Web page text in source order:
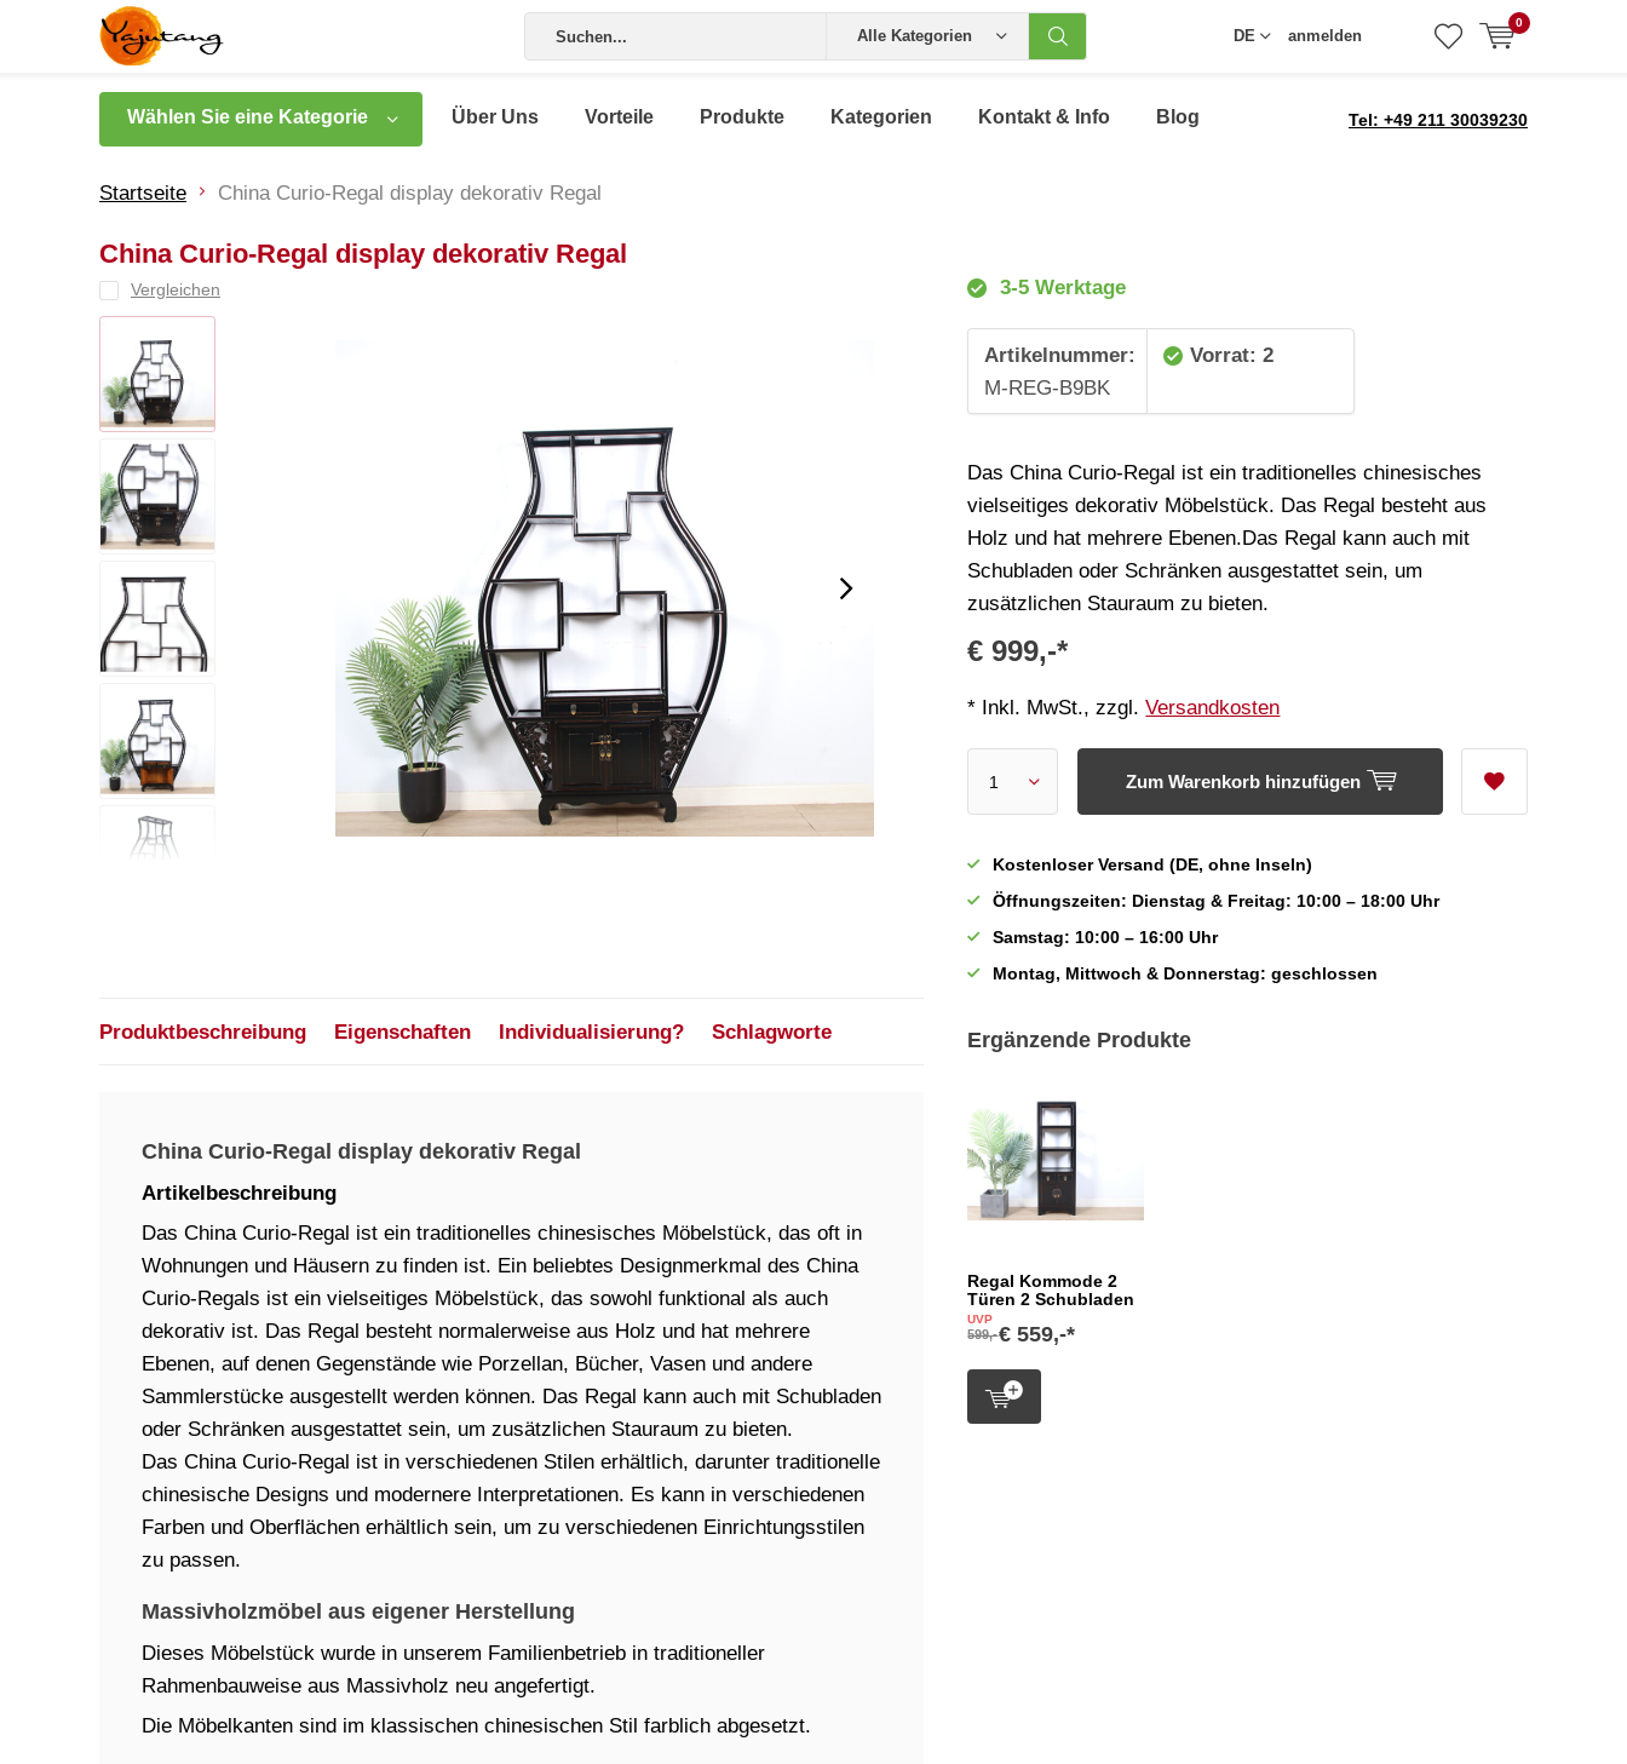
Alle Kategorien DE anmelden
0
Wählen Sie eine Kategorie Über Uns Vorteile Produkte Kategorien Kontakt & Info Blog Tel: +49 211 30039230
Startseite China Curio-Regal display dekorativ Regal
China Curio-Regal display dekorativ Regal
Vergleichen 3-5 Werktage
Artikelnummer:
M-REG-B9BK
Vorrat: 2
Das China Curio-Regal ist ein traditionelles chinesisches
vielseitiges dekorativ Möbelstück. Das Regal besteht aus
Holz und hat mehrere Ebenen.Das Regal kann auch mit
Schubladen oder Schränken ausgestattet sein, um
zusätzlichen Stauraum zu bieten.
€ 999,-*
* Inkl. MwSt., zzgl.Versandkosten
Zum Warenkorb hinzufügen
Kostenloser Versand (DE, ohne Inseln)
Öffnungszeiten: Dienstag & Freitag: 10:00 – 18:00 Uhr
Samstag: 10:00 – 16:00 Uhr
Montag, Mittwoch & Donnerstag: geschlossen
Produktbeschreibung Eigenschaften Individualisierung? Schlagworte
China Curio-Regal display dekorativ Regal
Artikelbeschreibung
Das China Curio-Regal ist ein traditionelles chinesisches Möbelstück, das oft in
Wohnungen und Häusern zu finden ist. Ein beliebtes Designmerkmal des China
Curio-Regals ist ein vielseitiges Möbelstück, das sowohl funktional als auch
dekorativ ist. Das Regal besteht normalerweise aus Holz und hat mehrere
Ebenen, auf denen Gegenstände wie Porzellan, Bücher, Vasen und andere
Sammlerstücke ausgestellt werden können. Das Regal kann auch mit Schubladen
oder Schränken ausgestattet sein, um zusätzlichen Stauraum zu bieten.
Das China Curio-Regal ist in verschiedenen Stilen erhältlich, darunter traditionelle
chinesische Designs und modernere Interpretationen. Es kann in verschiedenen
Farben und Oberflächen erhältlich sein, um zu verschiedenen Einrichtungsstilen
zu passen.
Massivholzmöbel aus eigener Herstellung
Dieses Möbelstück wurde in unserem Familienbetrieb in traditioneller
Rahmenbauweise aus Massivholz neu angefertigt.
Die Möbelkanten sind im klassischen chinesischen Stil farblich abgesetzt.
Ergänzende Produkte
Regal Kommode 2
Türen 2 Schubladen
UVP
599,-€ 559,-*